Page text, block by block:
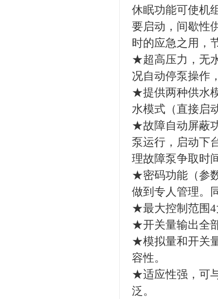
休眠功能可使机
要启动，间歇性
时的应急之用，
★超高压力，无
况自动停泵操作
★提供两种供水
水模式（直接启
★故障自动屏蔽
泵运行，启动下
理故障泵争取时
★密码功能（参
做到专人管理。
★最大控制范围4
★开关量输出全
★模拟量和开关
容性。
★适应性强，可
泛。